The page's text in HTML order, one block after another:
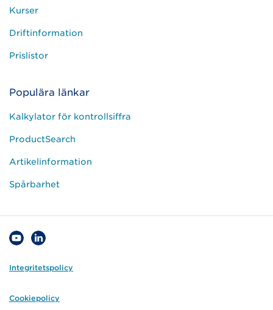
Kurser
Driftinformation
Prislistor
Populära länkar
Kalkylator för kontrollsiffra
ProductSearch
Artikelinformation
Spårbarhet
Integritetspolicy
Cookiepolicy